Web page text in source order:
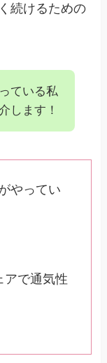
続けるための
ている私
します！
やってい
アで通気性